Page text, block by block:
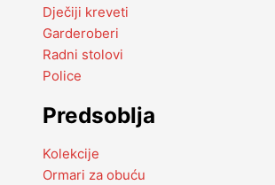
Dječiji kreveti
Garderoberi
Radni stolovi
Police
Predsoblja
Kolekcije
Ormari za obuću